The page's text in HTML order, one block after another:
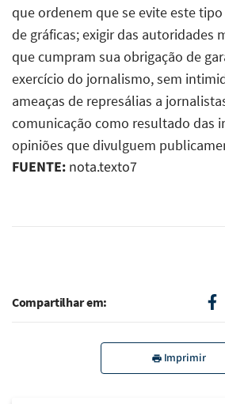
que ordenem que se evite este
de gráficas; exigir das autoridades
que cumpram sua obrigação de
exercício do jornalismo, sem
ameaças de represálias a
comunicação como resultado das
opiniões que divulguem
FUENTE: nota.texto7
Compartilhar em:
Imprimir